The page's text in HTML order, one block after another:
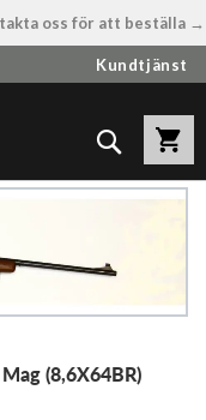
oss för att beställa →
Kundtjänst
Sök
(8,6X64BR)